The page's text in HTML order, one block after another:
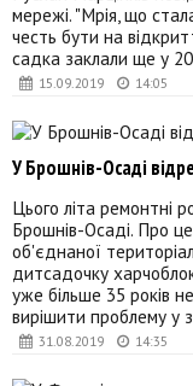
15.09.2019 14:05
мережі. "Мрія, що
честь бути на
садка заклали ще у
31.08.2019 14:35
У Брошнів-Осаді
Цього літа ремонтні
Брошнів-Осаді. Про
об'єднаної
дитсадочку
уже більше 35 років
вирішити проблему у